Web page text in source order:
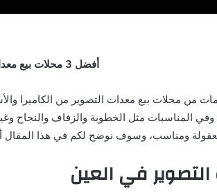
أفضل 3 محلات بيع معدات التصوير في العين
من محلات بيع معدات التصوير من الكاميرا
المناسبات مثل الخطوبة والزفاف والنجاح
ومناسب، وسوف نوضح لكم في هذا المقال
في العين